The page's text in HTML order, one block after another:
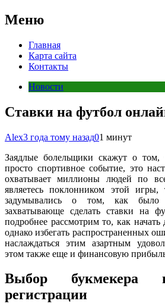
Меню
Главная
Карта сайта
Контакты
Новости
Ставки на футбол
Alex3 года тому назад01 минут
Заядлые болельщики скажут о
просто спортивное событие, это
охватывает миллионы людей по
являетесь поклонником этой
задумывались о том, как было
захватывающе сделать ставки на
подробнее рассмотрим то, как начать
однако избегать распространенных
наслаждаться этим азартным
этом также еще и финансовую
Выбор букмекера
регистрации